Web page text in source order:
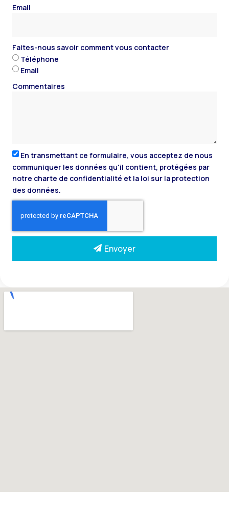
Email
Faites-nous savoir comment vous contacter
Téléphone
Email
Commentaires
En transmettant ce formulaire, vous acceptez de nous
communiquer les données qu'il contient, protégées par
notre charte de confidentialité et la loi sur la protection
des données.
Envoyer